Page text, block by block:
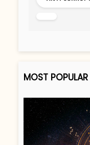
MOST POPULAR